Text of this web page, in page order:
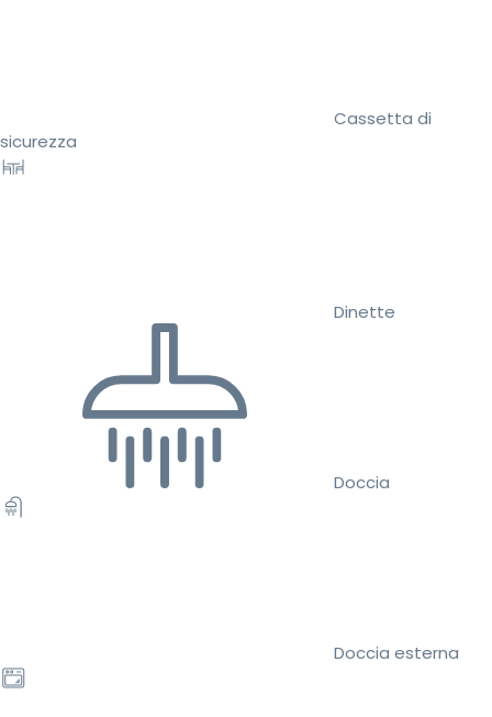
Cassetta di
sicurezza
Dinette
Doccia
Doccia esterna